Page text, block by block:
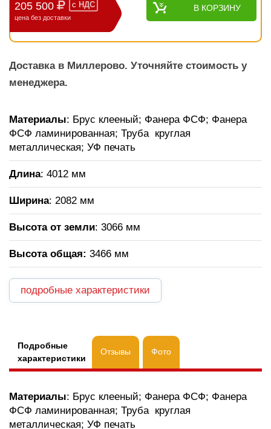
205 500 с НДС
цена без доставки
В КОРЗИНУ
Доставка в Миллерово. Уточняйте стоимость у
менеджера.
Материалы: Брус клееный; Фанера ФСФ; Фанера
ФСФ ламинированная; Труба круглая
металлическая; УФ печать
Длина: 4012 мм
Ширина: 2082 мм
Высота от земли: 3066 мм
Высота общая: 3466 мм
подробные характеристики
Подробные
характеристики
Отзывы Фото
Материалы: Брус клееный; Фанера ФСФ; Фанера
ФСФ ламинированная; Труба круглая
металлическая; УФ печать